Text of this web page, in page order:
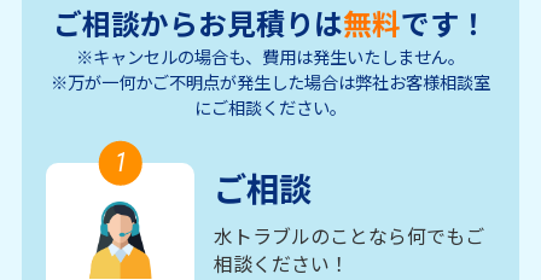
ご相談からお見積りは無料です！
※キャンセルの場合も、費用は発生いたしません。
※万が一何かご不明点が発生した場合は弊社お客様相談室
にご相談ください。
1
ご相談
水トラブルのことなら何でもご
相談ください！